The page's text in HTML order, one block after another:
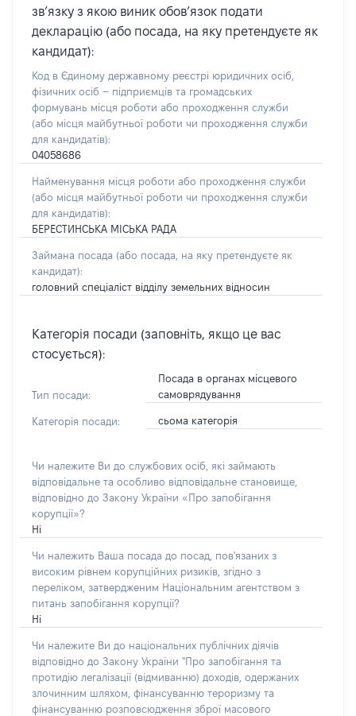
зв’язку з якою виник обов’язок подати
декларацію (або посада, на яку претендуєте як
кандидат):
Код в Єдиному державному реєстрі юридичних осіб,
фізичних осіб – підприємців та громадських
формувань місця роботи або проходження служби
(або місця майбутньої роботи чи проходження служби
для кандидатів):
04058686
Найменування місця роботи або проходження служби
(або місця майбутньої роботи чи проходження служби
для кандидатів):
БЕРЕСТИНСЬКА МІСЬКА РАДА
Займана посада (або посада, на яку претендуєте як
кандидат):
головний спеціаліст відділу земельних відносин
Категорія посади (заповніть, якщо це вас
стосується):
Тип посади:
Посада в органах місцевого
самоврядування
Категорія посади: сьома категорія
Чи належите Ви до службових осіб, які займають
відповідальне та особливо відповідальне становище,
відповідно до Закону України «Про запобігання
корупції»?
Ні
Чи належить Ваша посада до посад, пов'язаних з
високим рівнем корупційних ризиків, згідно з
переліком, затвердженим Національним агентством з
питань запобігання корупції?
Ні
Чи належите Ви до національних публічних діячів
відповідно до Закону України "Про запобігання та
протидію легалізації (відмиванню) доходів, одержаних
злочинним шляхом, фінансуванню тероризму та
фінансуванню розповсюдження зброї масового